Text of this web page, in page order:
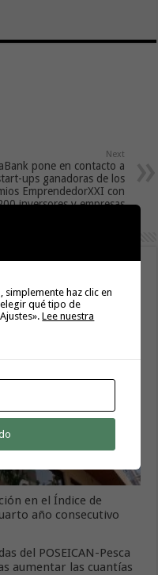
Next
pone en contacto a
ups ganadoras de los
EmprendedorXXI con
inversores y empresas
en el Índice de
año consecutivo
del POSEICAN-Pesca
aumentar las cuantías
simplemente haz clic en
qué tipo de
Lee nuestra